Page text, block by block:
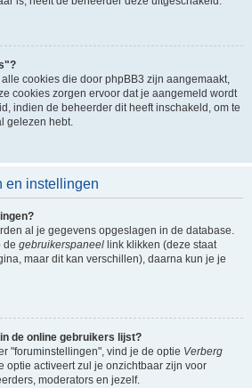
cookies die door phpBB3 zijn aangemaakt,
cookies zorgen ervoor dat je aangemeld wordt
indien de beheerder dit heeft inschakeld, om te
gelezen hebt.
en instellingen
al je gegevens opgeslagen in de database.
de gebruikerspaneel link klikken (deze staat
maar dit kan verschillen), daarna kun je je
de online gebruikers lijst?
"foruminstellingen", vind je de optie Verberg
optie activeert zul je onzichtbaar zijn voor
moderators en jezelf.